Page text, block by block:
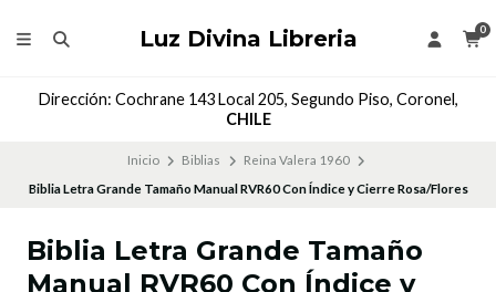
Luz Divina Libreria 0
Dirección: Cochrane 143 Local 205, Segundo Piso, Coronel,
CHILE
Inicio Biblias
Reina Valera 1960
Biblia Letra Grande Tamaño Manual RVR60 Con Índice y Cierre Rosa/Flores
Biblia Letra Grande Tamaño
Manual RVR60 Con Índice y